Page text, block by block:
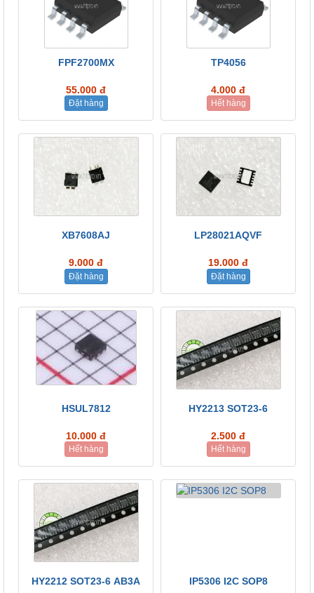
FPF2700MX
55.000 đ
Đặt hàng
TP4056
4.000 đ
Hết hàng
XB7608AJ
9.000 đ
Đặt hàng
LP28021AQVF
19.000 đ
Đặt hàng
HSUL7812
10.000 đ
Hết hàng
HY2213 SOT23-6
2.500 đ
Hết hàng
HY2212 SOT23-6 AB3A IP5306 I2C SOP8